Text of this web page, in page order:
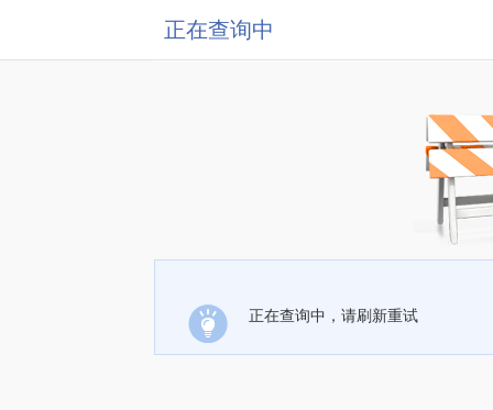
正在查询中
正在查询中，请刷新重试